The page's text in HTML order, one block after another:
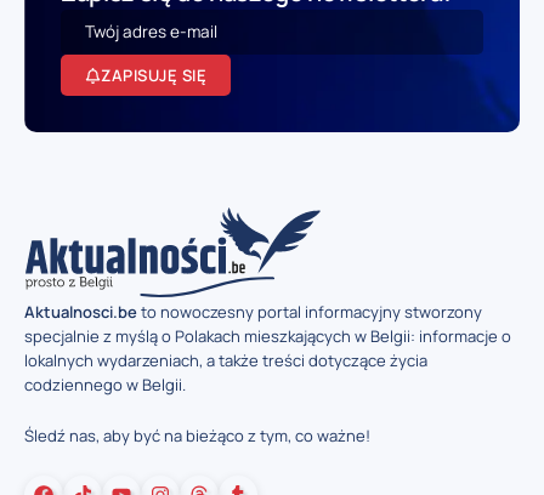
ZAPISUJĘ SIĘ
Aktualnosci.beto nowoczesny portal informacyjny stworzony
specjalnie z myślą o Polakach mieszkających w Belgii: informacje o
lokalnych wydarzeniach, a także treści dotyczące życia
codziennego w Belgii.
Śledź nas, aby być na bieżąco z tym, co ważne!